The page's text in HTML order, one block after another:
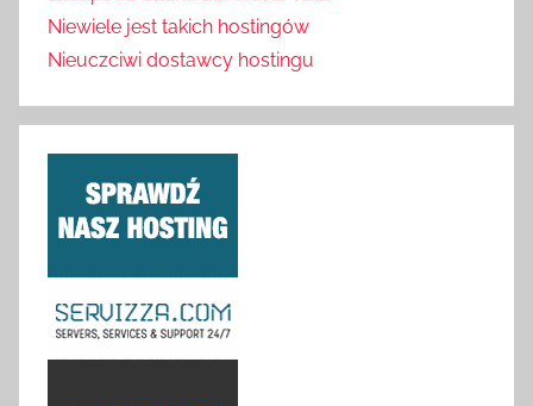
Niewiele jest takich hostingów
Nieuczciwi dostawcy hostingu